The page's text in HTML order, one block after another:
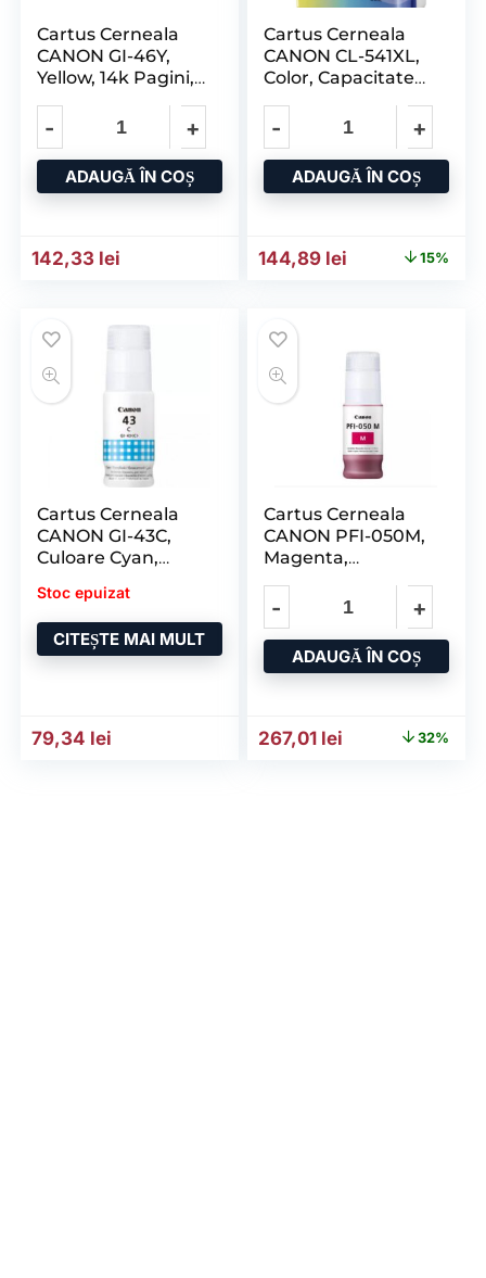
Cartus Cerneala
CANON GI-46Y,
Yellow, 14k Pagini,
ADAUGĂ ÎN COȘ
142,33 lei
Cartus Cerneala
CANON CL-541XL,
Color, Capacitate
pentru CANON
ADAUGĂ ÎN COȘ
Prețul inițial a fost:
144,89 lei Prețul curent
15%
Cartus Cerneala
CANON GI-43C,
Culoare Cyan,
Pagini, 60ml,
pentru CANON
Stoc epuizat
CITEȘTE MAI MULT
79,34 lei
Cartus Cerneala
CANON PFI-050M,
Magenta,
pentru CANON TC-
ADAUGĂ ÎN COȘ
Prețul inițial a fost:
267,01 lei Prețul curent
32%